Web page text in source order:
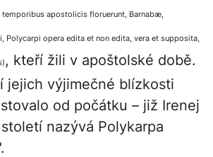
temporibus apostolicis floruerunt, Barnabæ,
Polycarpi opera edita et non edita, vera et supposita,
, kteří žili v apoštolské době.
jejich výjimečné blízkosti
od počátku – již Irenej
nazývá Polykarpa